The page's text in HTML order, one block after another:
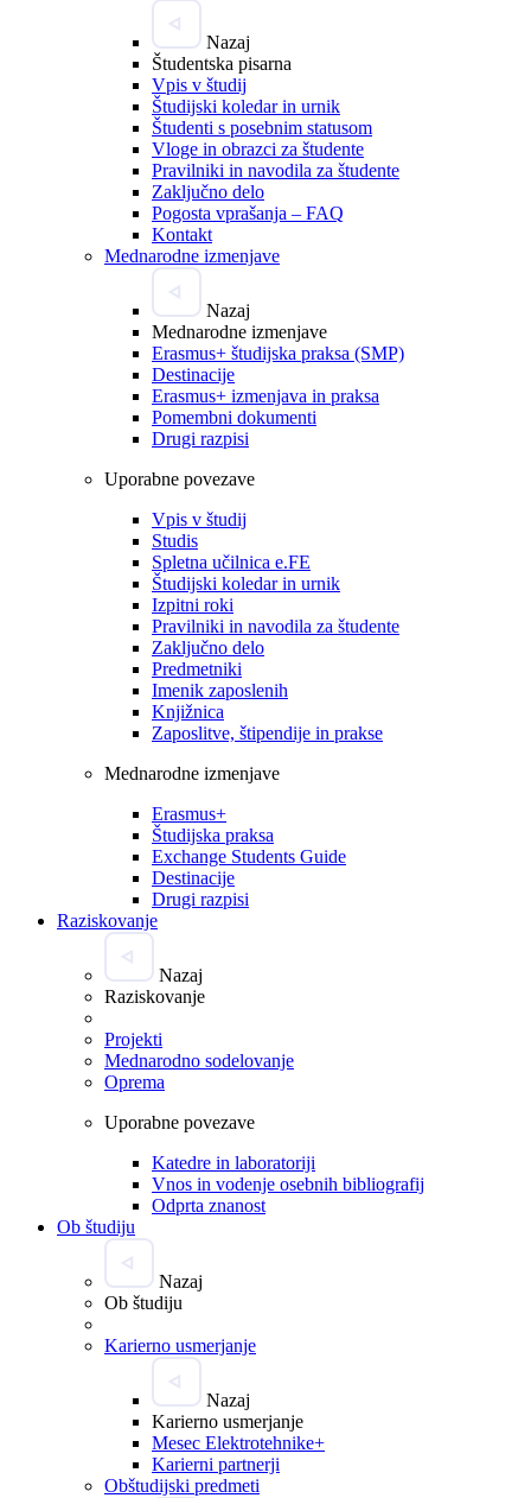
Nazaj
Študentska pisarna
Vpis v študij
Študijski koledar in urnik
Študenti s posebnim statusom
Vloge in obrazci za študente
Pravilniki in navodila za študente
Zaključno delo
Pogosta vprašanja – FAQ
Kontakt
Mednarodne izmenjave
Nazaj
Mednarodne izmenjave
Erasmus+ študijska praksa (SMP)
Destinacije
Erasmus+ izmenjava in praksa
Pomembni dokumenti
Drugi razpisi
Uporabne povezave
Vpis v študij
Studis
Spletna učilnica e.FE
Študijski koledar in urnik
Izpitni roki
Pravilniki in navodila za študente
Zaključno delo
Predmetniki
Imenik zaposlenih
Knjižnica
Zaposlitve, štipendije in prakse
Mednarodne izmenjave
Erasmus+
Študijska praksa
Exchange Students Guide
Destinacije
Drugi razpisi
Raziskovanje
Nazaj
Raziskovanje
Projekti
Mednarodno sodelovanje
Oprema
Uporabne povezave
Katedre in laboratoriji
Vnos in vodenje osebnih bibliografij
Odprta znanost
Ob študiju
Nazaj
Ob študiju
Karierno usmerjanje
Nazaj
Karierno usmerjanje
Mesec Elektrotehnike+
Karierni partnerji
Obštudijski predmeti